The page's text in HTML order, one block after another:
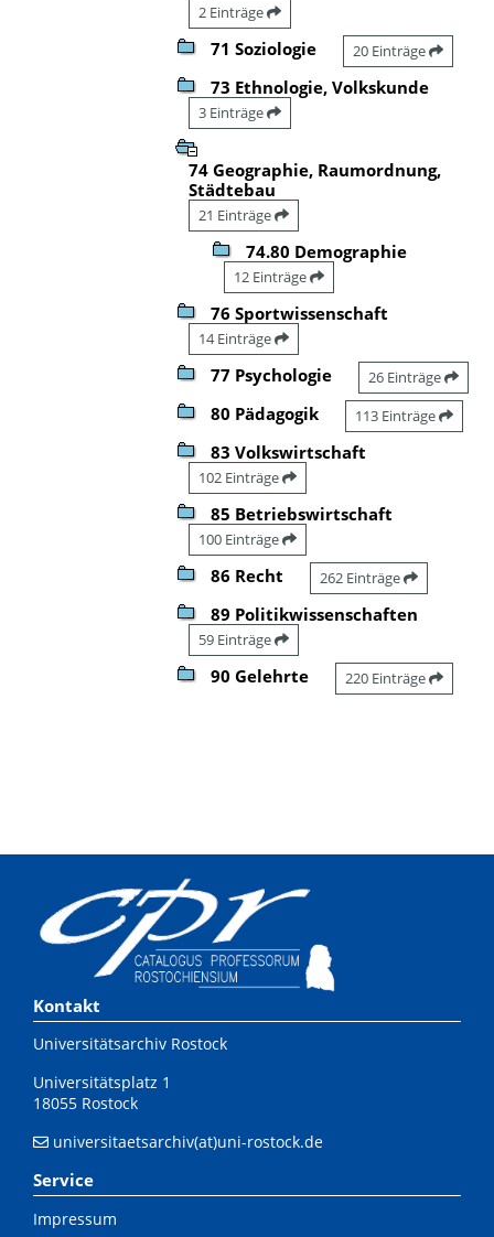
2 Einträge
71 Soziologie 20 Einträge
73 Ethnologie, Volkskunde
3 Einträge
74 Geographie, Raumordnung,
Städtebau
21 Einträge
74.80 Demographie
12 Einträge
76 Sportwissenschaft
14 Einträge
77 Psychologie 26 Einträge
80 Pädagogik 113 Einträge
83 Volkswirtschaft
102 Einträge
85 Betriebswirtschaft
100 Einträge
86 Recht 262 Einträge
89 Politikwissenschaften
59 Einträge
90 Gelehrte 220 Einträge
Kontakt
Universitätsarchiv Rostock
Universitätsplatz 1
18055 Rostock
universitaetsarchiv(at)uni-rostock.de
Service
Impressum